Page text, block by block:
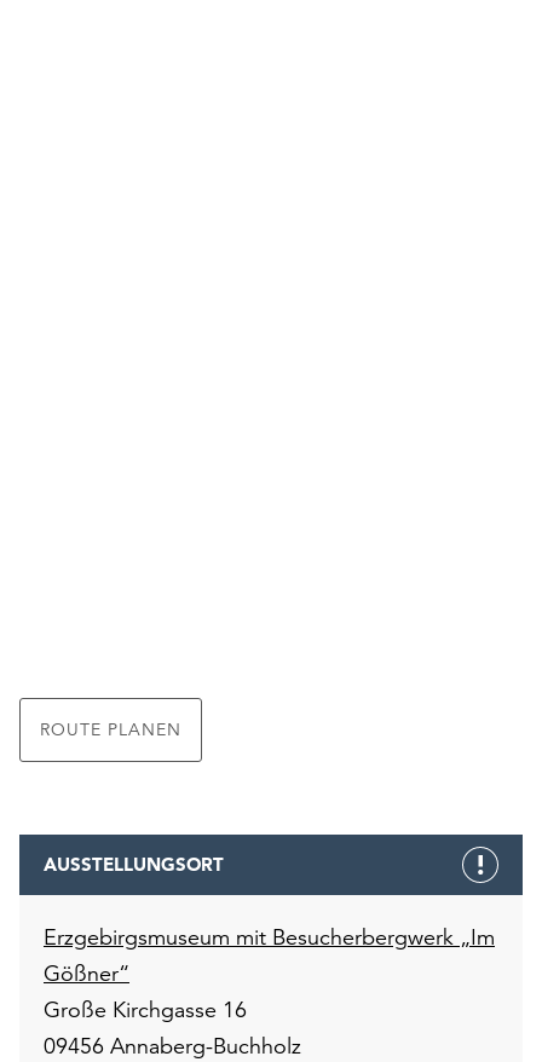
ROUTE PLANEN
AUSSTELLUNGSORT
Erzgebirgsmuseum mit Besucherbergwerk „Im
Gößner“
Große Kirchgasse 16
09456 Annaberg-Buchholz